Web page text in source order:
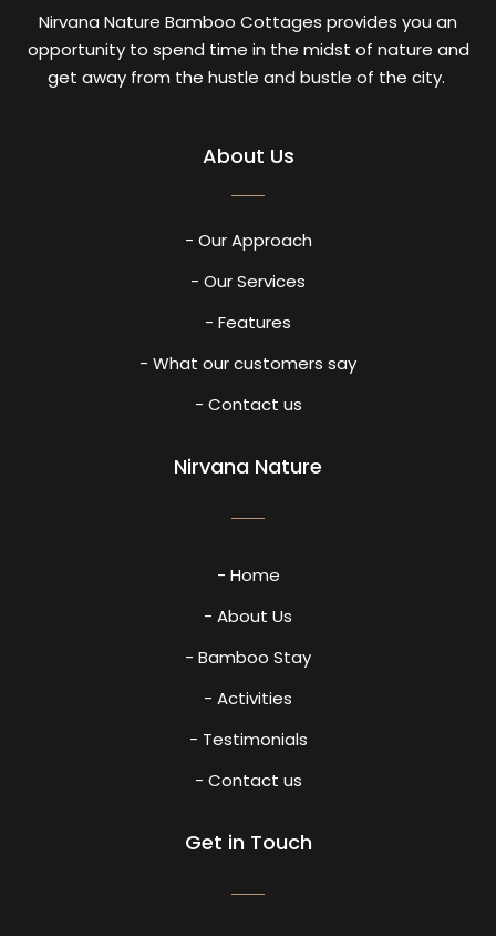
Nirvana Nature Bamboo Cottages provides you an
opportunity to spend time in the midst of nature and
get away from the hustle and bustle of the city.
About Us
- Our Approach
- Our Services
- Features
- What our customers say
- Contact us
Nirvana Nature
- Home
- About Us
- Bamboo Stay
- Activities
- Testimonials
- Contact us
Get in Touch